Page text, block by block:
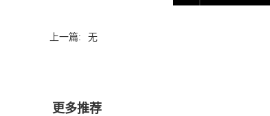
上一篇: 无
更多推荐